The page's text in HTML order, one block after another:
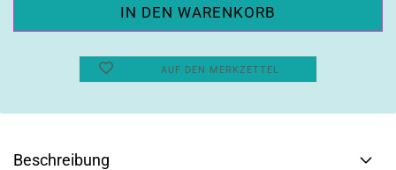
AUF DEN MERKZETTEL
Beschreibung